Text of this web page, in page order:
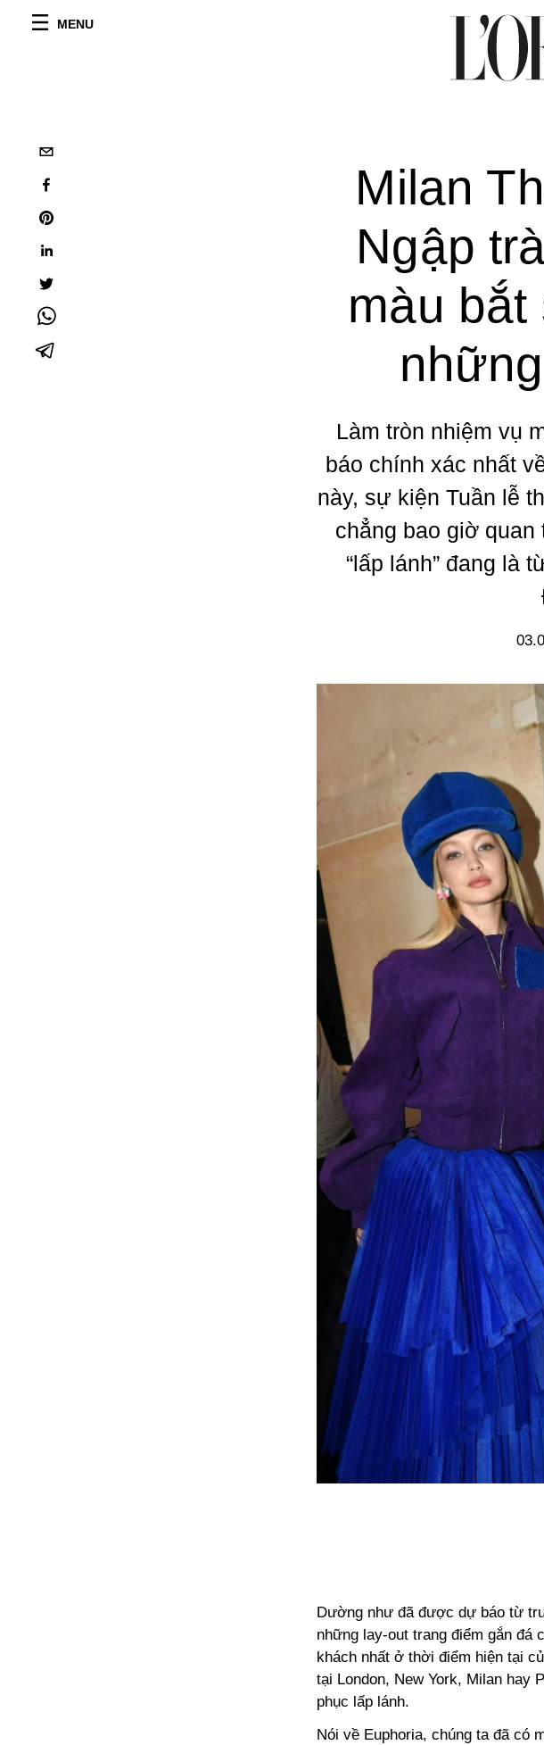
MENU
Milan
Ngập
màu bắt
Làm tròn nhiệm vụ
báo chính xác nhất
này, sự kiện Tuần lễ
chẳng bao giờ
“lấp lánh” đang là
Dường như đã được dự báo từ
những lay-out trang điểm gắn đá
khách nhất ở thời điểm hiện tại
tại London, New York, Milan hay
phục lấp lánh.
Nói về Euphoria, chúng ta đã có